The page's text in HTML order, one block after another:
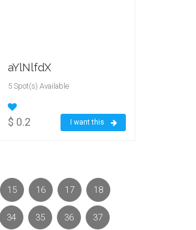
aYlNlfdX
5 Spot(s) Available
$ 0.2 I want this
15 16 17 18
34 35 36 37